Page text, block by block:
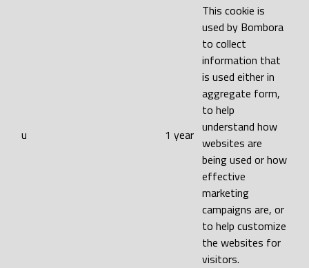
u 1 year
This cookie is
used by Bombora
to collect
information that
is used either in
aggregate form,
to help
understand how
websites are
being used or how
effective
marketing
campaigns are, or
to help customize
the websites for
visitors.